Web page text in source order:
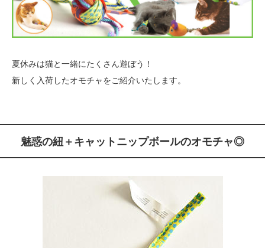
夏休みは猫と一緒にたくさん遊ぼう！
新しく入荷したオモチャをご紹介いたします。
魅惑の紐＋キャットニップボールのオモチャ◎